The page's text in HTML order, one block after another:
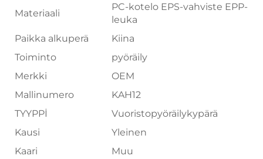
Materiaali
PC-kotelo EPS-vahviste EPP-
leuka
Paikka alkuperä
Kiina
Toiminto
pyöräily
Merkki
OEM
Mallinumero
KAH12
TYYPPİ
Vuoristopyöräilykypärä
Kausi
Yleinen
Kaari
Muu